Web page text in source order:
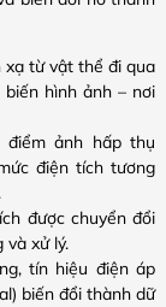
xạ từ vật thể đi qua
hình ảnh – nơi
điểm ảnh hấp thụ
điện tích tương
được chuyển đổi
và xử lý.
tín hiệu điện áp
biến đổi thành dữ